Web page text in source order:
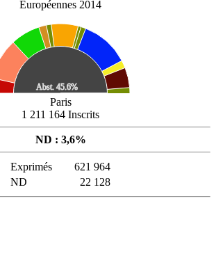
Européennes 2014
Paris
1 211 164 Inscrits
ND : 3,6%
Exprimés
621 964
ND
22 128